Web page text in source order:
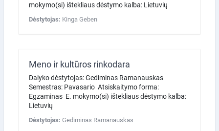
mokymo(si) ištekliaus dėstymo kalba: Lietuvių
Dėstytojas: Kinga Geben
Meno ir kultūros rinkodara
Dalyko dėstytojas: Gediminas Ramanauskas
Semestras: Pavasario Atsiskaitymo forma:
Egzaminas E. mokymo(si) ištekliaus dėstymo kalba:
Lietuvių
Dėstytojas: Gediminas Ramanauskas